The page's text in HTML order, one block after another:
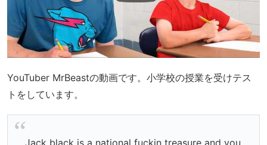
YouTuber MrBeastの動画です。小学校の授業を受けテス
トをしています。
Jack black is a national fuckin treasure and you